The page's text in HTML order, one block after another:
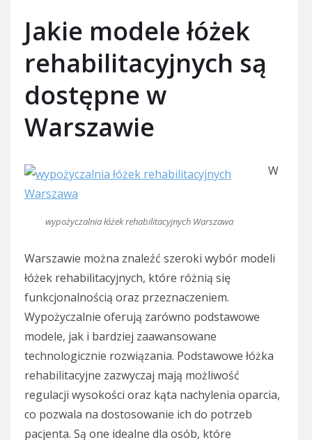
Jakie modele łóżek
rehabilitacyjnych są
dostępne w
Warszawie
wypożyczalnia łóżek rehabilitacyjnych Warszawa
W
Warszawie można znaleźć szeroki wybór modeli
łóżek rehabilitacyjnych, które różnią się
funkcjonalnością oraz przeznaczeniem.
Wypożyczalnie oferują zarówno podstawowe
modele, jak i bardziej zaawansowane
technologicznie rozwiązania. Podstawowe łóżka
rehabilitacyjne zazwyczaj mają możliwość
regulacji wysokości oraz kąta nachylenia oparcia,
co pozwala na dostosowanie ich do potrzeb
pacjenta. Są one idealne dla osób, które